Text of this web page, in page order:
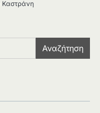
Καστράνη
Αναζήτηση